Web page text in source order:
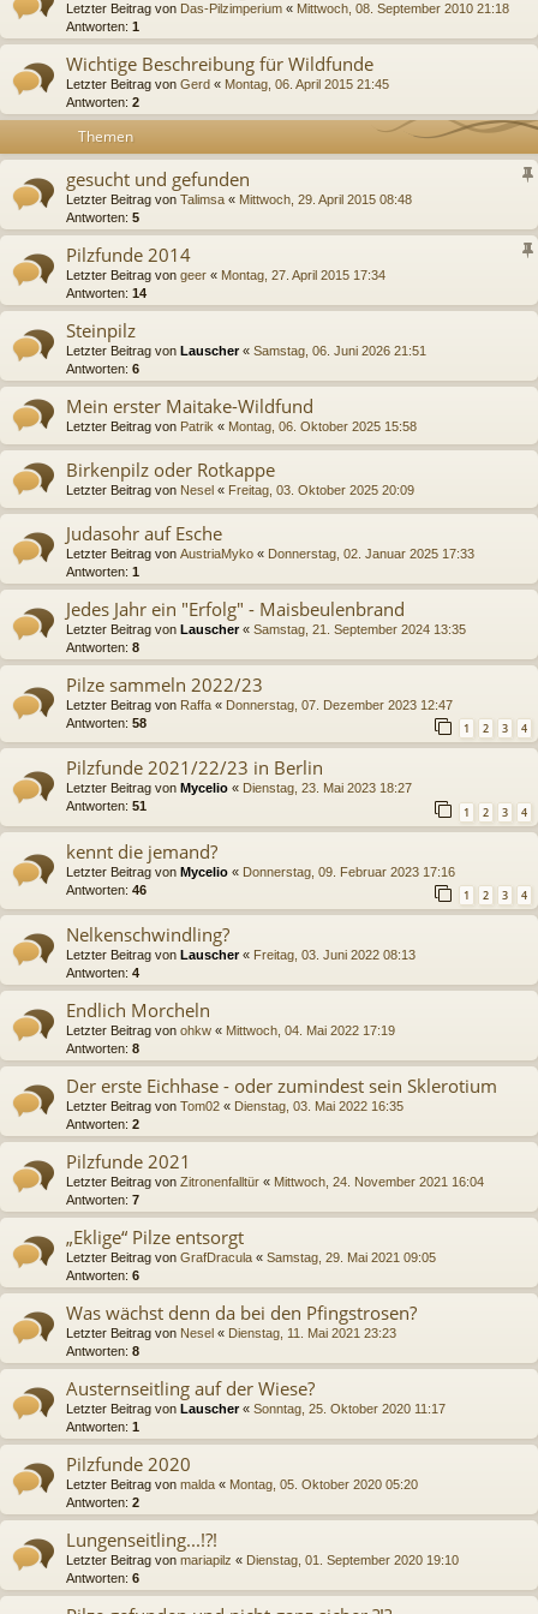
Letzter Beitrag von Das-Pilzimperium « Mittwoch, 08. September 2010 21:18
Antworten: 1
Wichtige Beschreibung für Wildfunde
Letzter Beitrag von Gerd « Montag, 06. April 2015 21:45
Antworten: 2
Themen
gesucht und gefunden
Letzter Beitrag von Talimsa « Mittwoch, 29. April 2015 08:48
Antworten: 5
Pilzfunde 2014
Letzter Beitrag von geer « Montag, 27. April 2015 17:34
Antworten: 14
Steinpilz
Letzter Beitrag von Lauscher« Samstag, 06. Juni 2026 21:51
Antworten: 6
Mein erster Maitake-Wildfund
Letzter Beitrag von Patrik « Montag, 06. Oktober 2025 15:58
Birkenpilz oder Rotkappe
Letzter Beitrag von Nesel « Freitag, 03. Oktober 2025 20:09
Judasohr auf Esche
Letzter Beitrag von AustriaMyko « Donnerstag, 02. Januar 2025 17:33
Antworten: 1
Jedes Jahr ein "Erfolg" - Maisbeulenbrand
Letzter Beitrag von Lauscher« Samstag, 21. September 2024 13:35
Antworten: 8
Pilze sammeln 2022/23
Letzter Beitrag von Raffa « Donnerstag, 07. Dezember 2023 12:47
Antworten: 58 1 2 3 4
Pilzfunde 2021/22/23 in Berlin
Letzter Beitrag von Mycelio « Dienstag, 23. Mai 2023 18:27
Antworten: 51 1 2 3 4
kennt die jemand?
Letzter Beitrag von Mycelio « Donnerstag, 09. Februar 2023 17:16
Antworten: 46 1 2 3 4
Nelkenschwindling?
Letzter Beitrag von Lauscher« Freitag, 03. Juni 2022 08:13
Antworten: 4
Endlich Morcheln
Letzter Beitrag von ohkw « Mittwoch, 04. Mai 2022 17:19
Antworten: 8
Der erste Eichhase - oder zumindest sein Sklerotium
Letzter Beitrag von Tom02 « Dienstag, 03. Mai 2022 16:35
Antworten: 2
Pilzfunde 2021
Letzter Beitrag von Zitronenfalltür « Mittwoch, 24. November 2021 16:04
Antworten: 7
„Eklige“ Pilze entsorgt
Letzter Beitrag von GrafDracula « Samstag, 29. Mai 2021 09:05
Antworten: 6
Was wächst denn da bei den Pfingstrosen?
Letzter Beitrag von Nesel « Dienstag, 11. Mai 2021 23:23
Antworten: 8
Austernseitling auf der Wiese?
Letzter Beitrag von Lauscher« Sonntag, 25. Oktober 2020 11:17
Antworten: 1
Pilzfunde 2020
Letzter Beitrag von malda « Montag, 05. Oktober 2020 05:20
Antworten: 2
Lungenseitling...!?!
Letzter Beitrag von mariapilz « Dienstag, 01. September 2020 19:10
Antworten: 6